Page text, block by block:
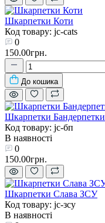
Шкарпетки Коти
Код товару: jc-cats
0
150.00грн.
До кошика
Шкарпетки Бандерпетки
Код товару: jc-бп
В наявності
0
150.00грн.
Шкарпетки Слава ЗСУ
Код товару: jc-зсу
В наявності